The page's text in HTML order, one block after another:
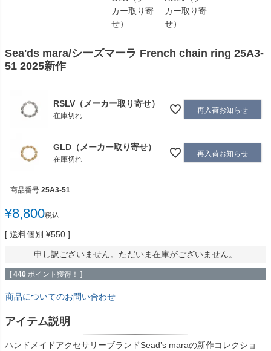
カー取り寄
せ）
カー取り寄
せ）
Sea'ds mara/シーズマーラ French chain ring 25A3-
51 2025新作
RSLV（メーカー取り寄せ）
在庫切れ
再入荷お知らせ
GLD（メーカー取り寄せ）
在庫切れ
再入荷お知らせ
商品番号 25A3-51
¥8,800税込
送料個別 ¥550
申し訳ございません。ただいま在庫がございません。
[ 440 ポイント獲得！ ]
商品についてのお問い合わせ
アイテム説明
ハンドメイドアクセサリーブランドSead’s maraの新作コレクショ